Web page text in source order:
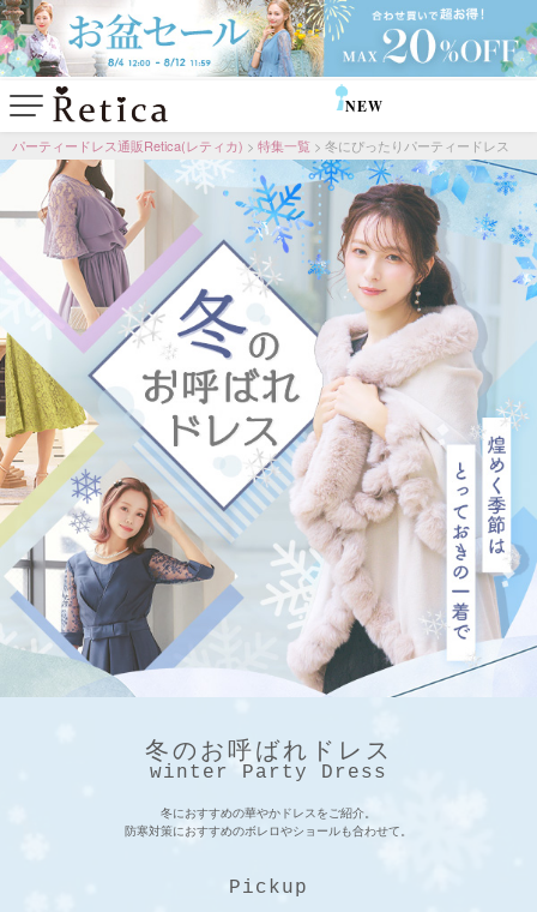
NEW
パーティードレス通販Retica(レティカ) 特集一覧 冬にぴったりパーティードレス
冬のお呼ばれドレス
winter Party Dress
冬におすすめの華やかドレスをご紹介。
防寒対策におすすめのボレロやショールも合わせて。
Pickup